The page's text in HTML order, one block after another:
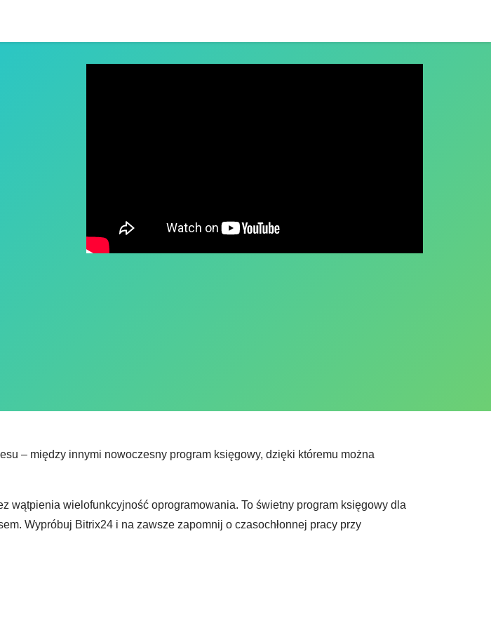
– między innymi nowoczesny program księgowy, dzięki któremu można
wątpienia wielofunkcyjność oprogramowania. To świetny program księgowy dla
Wypróbuj Bitrix24 i na zawsze zapomnij o czasochłonnej pracy przy